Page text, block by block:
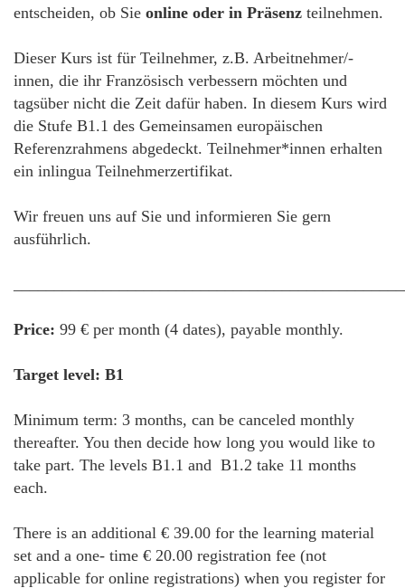
entscheiden, ob Sie online oder in Präsenz teilnehmen.
Dieser Kurs ist für Teilnehmer, z.B. Arbeitnehmer/-
innen, die ihr Französisch verbessern möchten und
tagsüber nicht die Zeit dafür haben. In diesem Kurs wird
die Stufe B1.1 des Gemeinsamen europäischen
Referenzrahmens abgedeckt. Teilnehmer*innen erhalten
ein inlingua Teilnehmerzertifikat.
Wir freuen uns auf Sie und informieren Sie gern
ausführlich.
Price: 99 € per month (4 dates), payable monthly.
Target level: B1
Minimum term: 3 months, can be canceled monthly
thereafter. You then decide how long you would like to
take part. The levels B1.1 and B1.2 take 11 months
each.
There is an additional € 39.00 for the learning material
set and a one- time € 20.00 registration fee (not
applicable for online registrations) when you register for